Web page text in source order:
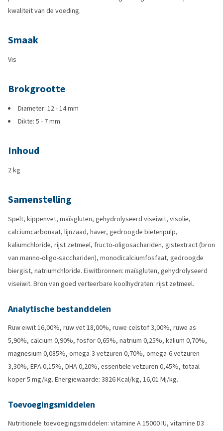
kwaliteit van de voeding.
Smaak
Vis
Brokgrootte
Diameter: 12 - 14 mm
Dikte: 5 - 7 mm
Inhoud
2 kg
Samenstelling
Spelt, kippenvet, maïsgluten, gehydrolyseerd viseiwit, visolie,
calciumcarbonaat, lijnzaad, haver, gedroogde bietenpulp,
kaliumchloride, rijst zetmeel, fructo-oligosachariden, gistextract (bron
van manno-oligo-sacchariden), monodicalciumfosfaat, gedroogde
biergist, natriumchloride. Eiwitbronnen: maïsgluten, gehydrolyseerd
viseiwit. Bron van goed verteerbare koolhydraten: rijst zetmeel.
Analytische bestanddelen
Ruw eiwit 16,00%, ruw vet 18,00%, ruwe celstof 3,00%, ruwe as
5,90%, calcium 0,90%, fosfor 0,65%, natrium 0,25%, kalium 0,70%,
magnesium 0,085%, omega-3 vetzuren 0,70%, omega-6 vetzuren
3,30%, EPA 0,15%, DHA 0,20%, essentiële vetzuren 0,45%, totaal
koper 5 mg/kg. Energiewaarde: 3826 Kcal/kg, 16,01 Mj/kg.
Toevoegingsmiddelen
Nutritionele toevoegingsmiddelen: vitamine A 15000 IU, vitamine D3